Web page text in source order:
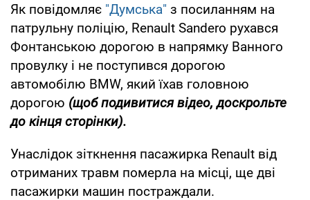
Як повідомляє "Думська" з посиланням на
патрульну поліцію, Renault Sandero рухався
Фонтанською дорогою в напрямку Ванного
провулку і не поступився дорогою
автомобілю BMW, який їхав головною
дорогою (щоб подивитися відео, доскрольте
до кінця сторінки).
Унаслідок зіткнення пасажирка Renault від
отриманих травм померла на місці, ще дві
пасажирки машин постраждали.